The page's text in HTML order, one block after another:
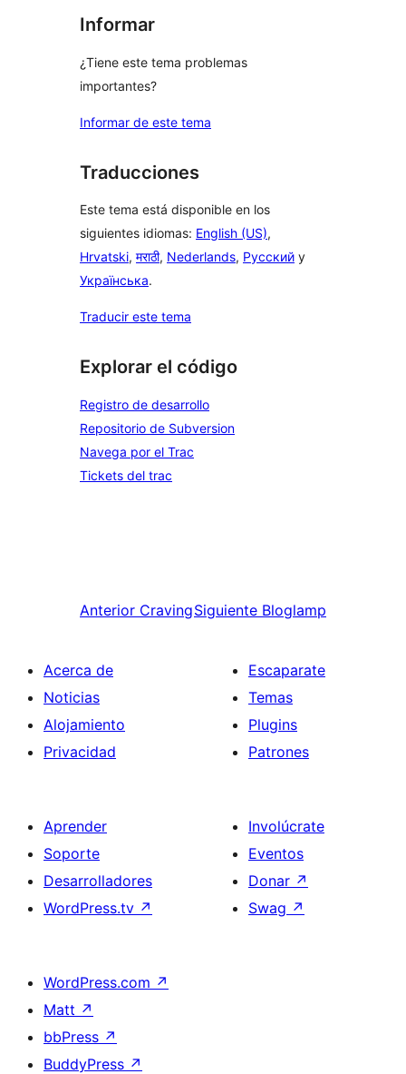
Informar
¿Tiene este tema problemas
importantes?
Informar de este tema
Traducciones
Este tema está disponible en los
siguientes idiomas: English (US),
Hrvatski, मराठी, Nederlands, Русский y
Українська.
Traducir este tema
Explorar el código
Registro de desarrollo
Repositorio de Subversion
Navega por el Trac
Tickets del trac
Anterior CravingSiguiente Bloglamp
Acerca de
Noticias
Alojamiento
Privacidad
Escaparate
Temas
Plugins
Patrones
Aprender
Soporte
Desarrolladores
WordPress.tv ↗
Involúcrate
Eventos
Donar ↗
Swag ↗
WordPress.com ↗
Matt ↗
bbPress ↗
BuddyPress ↗